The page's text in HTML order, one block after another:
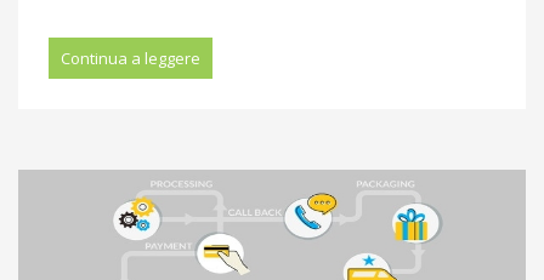
Continua a leggere